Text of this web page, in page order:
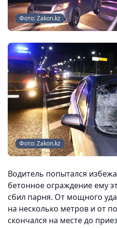
Фото: Zakon.kz
Фото: Zakon.kz
Водитель попытался
бетонное ограждение ему
сбил парня. От мощного
на несколько метров и от
скончался на месте до